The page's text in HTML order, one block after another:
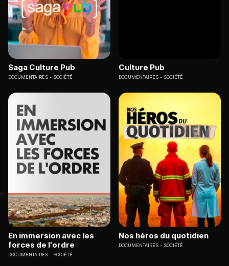
Saga Culture Pub
DOCUMENTAIRES SOCIÉTÉ
Culture Pub
DOCUMENTAIRES SOCIÉTÉ
En immersion avec les
forces de l'ordre
DOCUMENTAIRES SOCIÉTÉ
Nos héros du quotidien
DOCUMENTAIRES SOCIÉTÉ